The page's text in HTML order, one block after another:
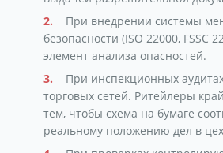
При внедрении системы
безопасности (ISO 22000, FSSC
элемент анализа опасностей.
При инспекционных
торговых сетей. Ритейлеры
тем, чтобы схема на бумаге
реальному положению дел в